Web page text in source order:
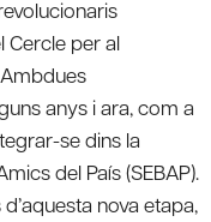
Cercle per al
anys i ara, com a
se dins la
del País (SEBAP).
nova etapa,